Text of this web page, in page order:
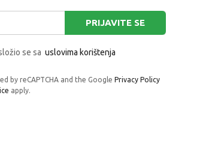
PRIJAVITE SE
se sa uslovima korištenja
by reCAPTCHA and the Google Privacy Policy
apply.